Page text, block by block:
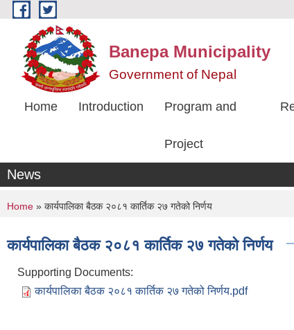
Skip to main content
Banepa Municipality
Government of Nepal
Home Introduction Program and
Project
News
You are here
Home » कार्यपालिका बैठक २०८१ कार्तिक २७ गतेको निर्णय
कार्यपालिका बैठक २०८१ कार्तिक २७ गतेको निर्णय
Supporting Documents:
कार्यपालिका बैठक २०८१ कार्तिक २७ गतेको निर्णय.pdf